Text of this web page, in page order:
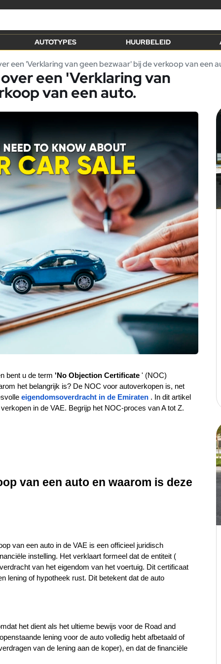
AUTOTYPES HUURBELEID
een 'Verklaring van geen bezwaar' bij de verkoop van een
een 'Verklaring van
van een auto.
bent u de term 'No Objection Certificate ' (NOC)
het belangrijk is? De NOC voor autoverkopen is, net
eigendomsoverdracht in de Emiraten . In dit artikel
in de VAE. Begrijp het NOC-proces van A tot Z.
van een auto en waarom is deze
van een auto in de VAE is een officieel juridisch
van het eigendom van het voertuig. Dit certificaat
lening of hypotheek rust. Dit betekent dat de auto
het dient als het ultieme bewijs voor de Road and
lening voor de auto volledig hebt afbetaald of
van de lening aan de koper), en dat de financiële